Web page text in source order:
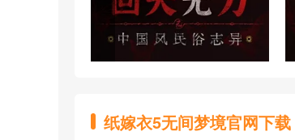
纸嫁衣5无间梦境官网下载